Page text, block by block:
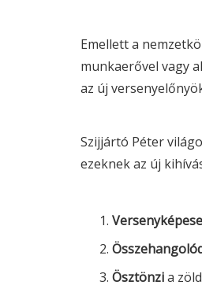
Emellett a
munkaerővel vagy
az új
Szijjártó Péter
ezeknek az új
Ösztönzia